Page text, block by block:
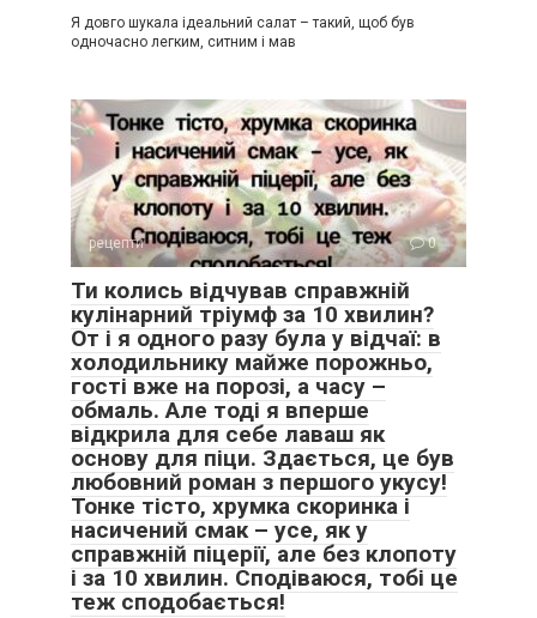
Я довго шукала ідеальний салат – такий, щоб був
одночасно легким, ситним і мав
рецепти 0
Ти колись відчував справжній
кулінарний тріумф за 10 хвилин?
От і я одного разу була у відчаї: в
холодильнику майже порожньо,
гості вже на порозі, а часу –
обмаль. Але тоді я вперше
відкрила для себе лаваш як
основу для піци. Здається, це був
любовний роман з першого укусу!
Тонке тісто, хрумка скоринка і
насичений смак – усе, як у
справжній піцерії, але без клопоту
і за 10 хвилин. Сподіваюся, тобі це
теж сподобається!